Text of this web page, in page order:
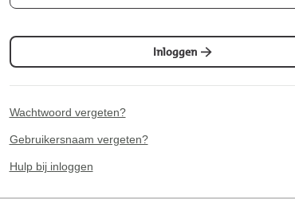
Inloggen
Wachtwoord vergeten?
Gebruikersnaam vergeten?
Hulp bij inloggen